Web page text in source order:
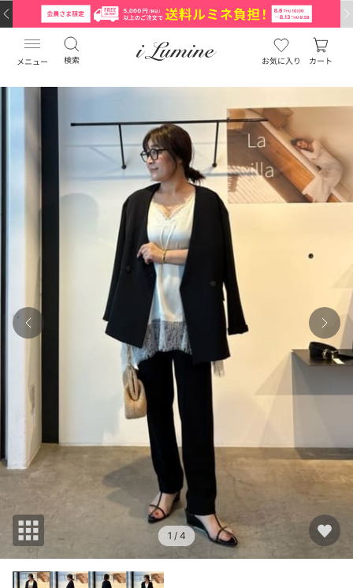
メニュー 検索 お気に入り カート
1 / 4